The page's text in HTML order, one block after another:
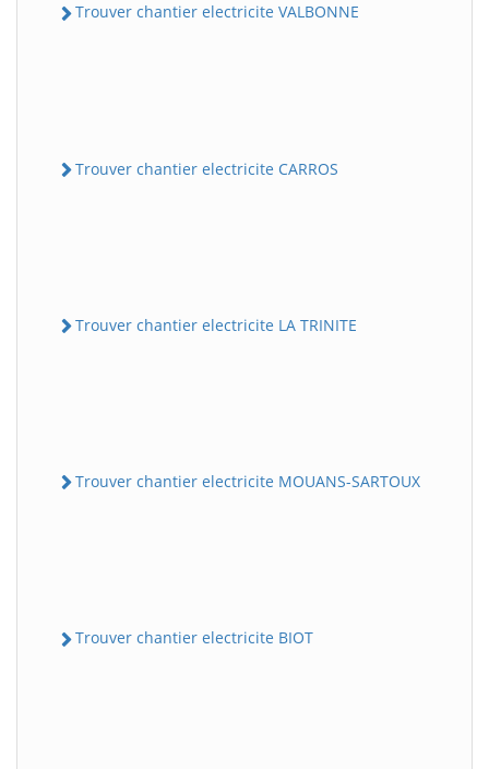
Trouver chantier electricite VALBONNE
Trouver chantier electricite CARROS
Trouver chantier electricite LA TRINITE
Trouver chantier electricite MOUANS-SARTOUX
Trouver chantier electricite BIOT